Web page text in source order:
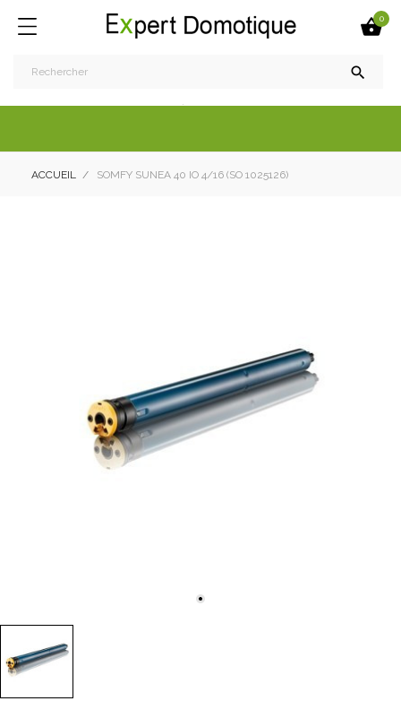
0

ACCUEIL SOMFY SUNEA 40 IO 4/16 (SO 1025126)